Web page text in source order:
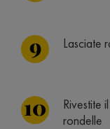
Lasciate
Rivestite
rondelle